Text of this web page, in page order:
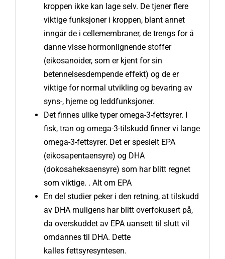
kroppen ikke kan lage selv. De tjener flere
viktige funksjoner i kroppen, blant annet
inngår de i cellemembraner, de trengs for å
danne visse hormonlignende stoffer
(eikosanoider, som er kjent for sin
betennelsesdempende effekt) og de er
viktige for normal utvikling og bevaring av
syns-, hjerne og leddfunksjoner.
Det finnes ulike typer omega-3-fettsyrer. I
fisk, tran og omega-3-tilskudd finner vi lange
omega-3-fettsyrer. Det er spesielt EPA
(eikosapentaensyre) og DHA
(dokosaheksaensyre) som har blitt regnet
som viktige. . Alt om EPA
En del studier peker i den retning, at tilskudd
av DHA muligens har blitt overfokusert på,
da overskuddet av EPA uansett til slutt vil
omdannes til DHA. Dette
kalles fettsyresyntesen.